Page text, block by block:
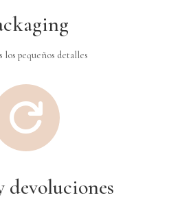
los pequeños detalles

devoluciones